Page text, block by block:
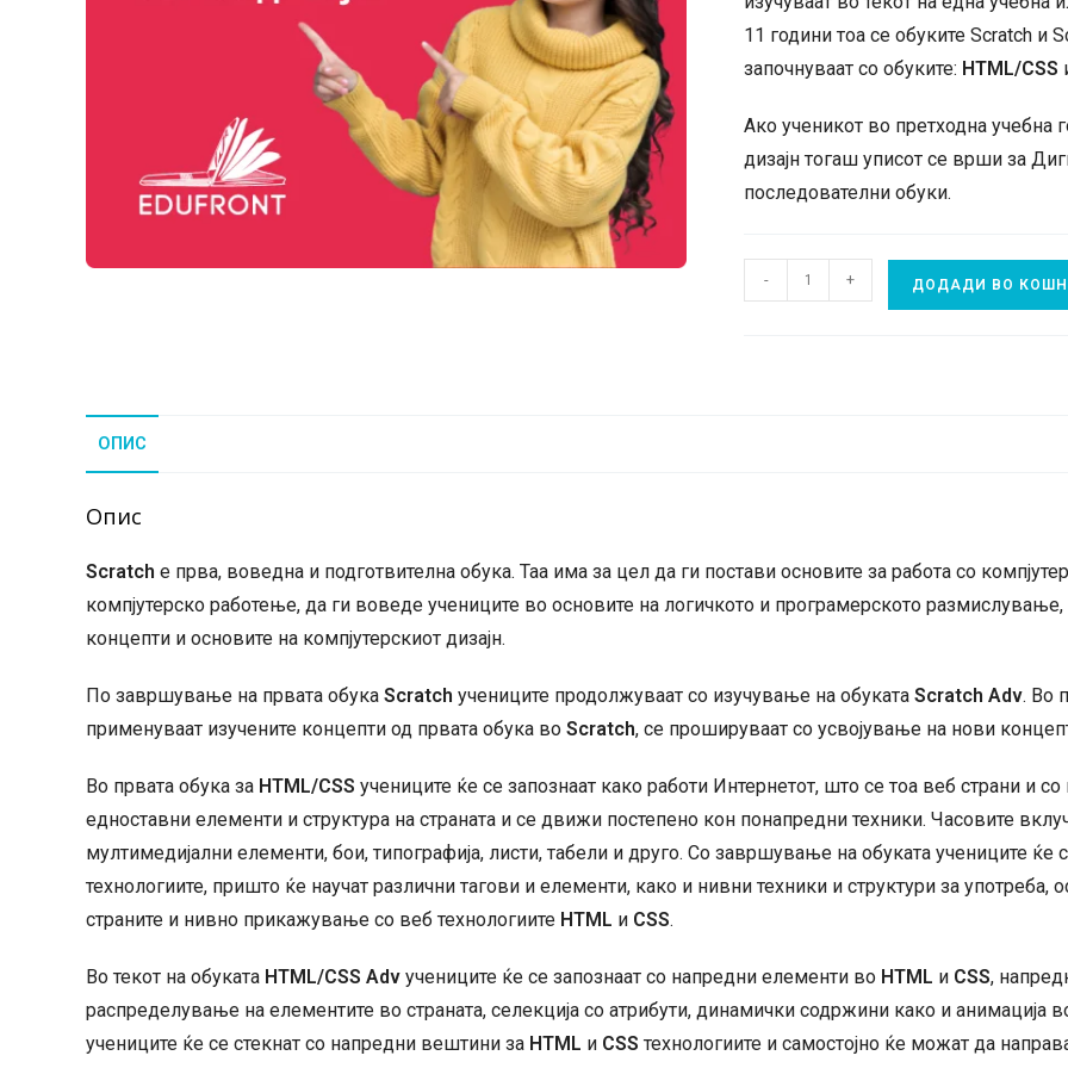
11 години тоа се обуките Scratch и
започнуваат со обуките: HTML/CSS
Ако ученикот во претходна учебна
дизајн тогаш уписот се врши за
последователни обуки.
Дигитална
патека
- + ДОДАДИ ВО
ОПИС
Опис
Scratch е прва, воведна и подготвителна обука. Таа има за цел да ги постави основите за работа со
компјутерско работење, да ги воведе учениците во основите на логичкото и програмерското
концепти и основите на компјутерскиот дизајн.
По завршување на првата обука Scratch учениците продолжуваат со изучување на обуката Scratch Adv. Во
применуваат изучените концепти од првата обука во Scratch, се прошируваат со усвојување на нови
Во првата обука за HTML/CSS учениците ќе се запознаат како работи Интернетот, што се тоа веб страни и
едноставни елементи и структура на страната и се движи постепено кон понапредни техники. Часовите
мултимедијални елементи, бои, типографија, листи, табели и друго. Со завршување на обуката учениците
технологиите, пришто ќе научат различни тагови и елементи, како и нивни техники и структури за
страните и нивно прикажување со веб технологиите HTML и CSS.
Во текот на обуката HTML/CSS Adv учениците ќе се запознаат со напредни елементи во HTML и CSS,
распределување на елементите во страната, селекција со атрибути, динамички содржини како и анимација
учениците ќе се стекнат со напредни вештини за HTML и CSS технологиите и самостојно ќе можат да